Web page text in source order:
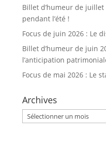
Billet d’humeur de
pendant l’été !
Focus de juin 2026 : Le
Billet d’humeur de juin
l’anticipation
Focus de mai 2026 : Le
Archives
Archives